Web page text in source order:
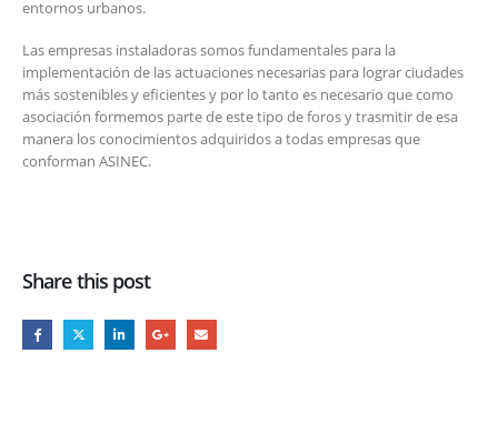
entornos urbanos.
Las empresas instaladoras somos fundamentales para la
implementación de las actuaciones necesarias para lograr ciudades
más sostenibles y eficientes y por lo tanto es necesario que como
asociación formemos parte de este tipo de foros y trasmitir de esa
manera los conocimientos adquiridos a todas empresas que
conforman ASINEC.
Share this post